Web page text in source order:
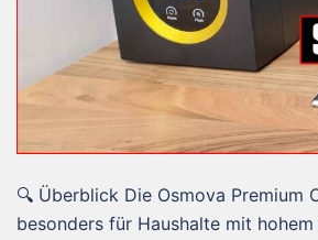
🔍 Überblick Die Osmova Premium
besonders für Haushalte mit